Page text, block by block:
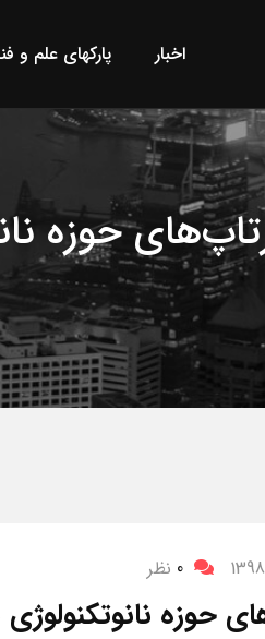
اخبار پارکهای علم و
حوزه
0 نظر
حوزه